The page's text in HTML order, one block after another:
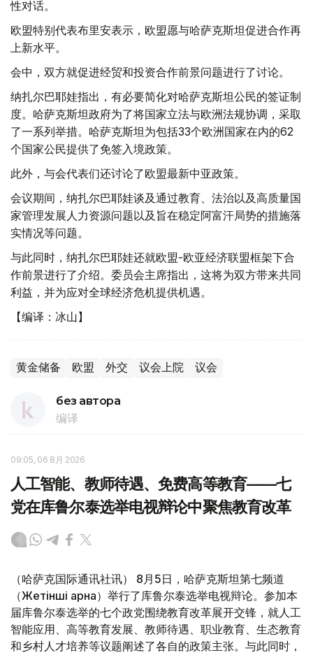
性对话。
欧盟特别代表布里安表示，欧盟愿与哈萨克斯坦促进合作再
上新水平。
会中，双方就促进经贸和投资合作前景问题进行了讨论。
纳扎尔巴耶娃指出，有必要简化对哈萨克斯坦公民的签证制
度。哈萨克斯坦政府为了将国家立法与欧洲法规协调，采取
了一系列举措。哈萨克斯坦为包括33个欧洲国家在内的62
个国家公民提供了免签入境政策。
此外，与会代表们还讨论了欧盟最新中亚政策。
会议期间，纳扎尔巴耶娃谈及通过教育、法治以及高质量国
家管理发展人力资源问题以及旨在稳定阿富汗局势的措施落
实情况等问题。
与此同时，纳扎尔巴耶娃还就欧盟-欧亚经济联盟框架下合
作前景进行了介绍。委员会主席指出，这将为双方带来共同
利益，并为应对全球经济危机提供机遇。
【编译：冰山】
黄金储备 欧盟 外交 议会上院 议会
без автора
编译
09:05, 06 8月 2026
人工智能、教师待遇、免费高等教育——七
党在库鲁尔泰选举电视辩论中聚焦教育改革
（哈萨克国际通讯社讯） 8月5日，哈萨克斯坦第七频道
（Жетінші арна）举行了库鲁尔泰选举电视辩论。参加本
届库鲁尔泰选举的七个政党围绕教育改革展开交锋，就人工
智能应用、高等教育发展、教师待遇、职业教育、生态教育
和乡村人才培养等议题阐述了各自的政策主张。与此同时，